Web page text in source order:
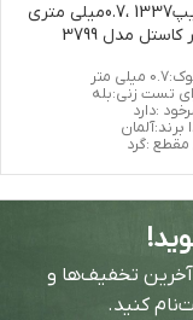
اتود گریپ1337 ،0.7میلی متری
کاستل مدل 3799
متر
تست زنی:بله
:دارد
برند:آلمان
:گرد
آخرین تخفیف‌ها و
کنید.